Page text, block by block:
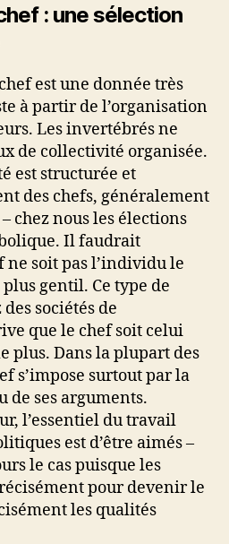
: une sélection
est une donnée très
à partir de l’organisation
Les invertébrés ne
de collectivité organisée.
est structurée et
des chefs, généralement
chez nous les élections
Il faudrait
ne soit pas l’individu le
gentil. Ce type de
sociétés de
que le chef soit celui
plus. Dans la plupart des
s’impose surtout par la
de ses arguments.
l’essentiel du travail
est d’être aimés –
le cas puisque les
pour devenir le
les qualités